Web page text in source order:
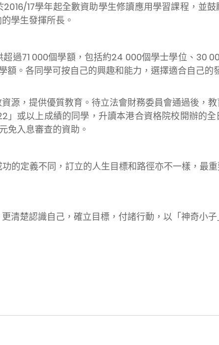
17學年起全數資助學生修讀應用學習課程，並
學生發揮所長。
71 000個學額，包括約24 000個學士學位、30
。各同學可按自己的興趣和能力，選擇適合自己的
提供優質教育。待立法會財務委員會通過後，教
」或以上成績的同學，升讀本港合資格院校開辦的
免入息審查的資助。
義不同，訂立的人生目標和路徑亦不一樣，最重
認識自己，確立目標，付諸行動，以「神奇小子